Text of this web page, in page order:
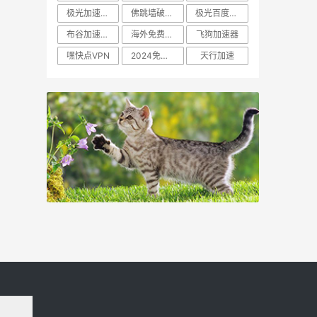
极光加速器app官方下载
佛跳墙破解vip权限免登录版
极光百度网盘
布谷加速器 验证应用
海外免费永久
飞狗加速器
嘿快点VPN
2024免费上上外网 天行加速